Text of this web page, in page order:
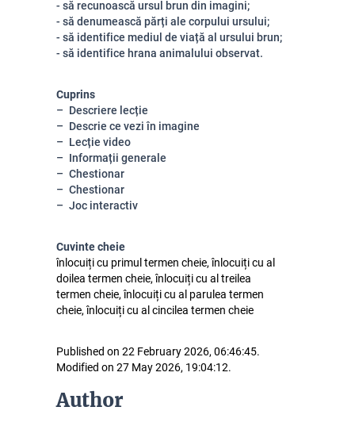
- să recunoască ursul brun din imagini;
- să denumească părți ale corpului ursului;
- să identifice mediul de viață al ursului brun;
- să identifice hrana animalului observat.
Cuprins
Descriere lecție
Descrie ce vezi în imagine
Lecție video
Informații generale
Chestionar
Chestionar
Joc interactiv
Cuvinte cheie
înlocuiți cu primul termen cheie, înlocuiți cu al
doilea termen cheie, înlocuiți cu al treilea
termen cheie, înlocuiți cu al parulea termen
cheie, înlocuiți cu al cincilea termen cheie
Published on 22 February 2026, 06:46:45.
Modified on 27 May 2026, 19:04:12.
Author